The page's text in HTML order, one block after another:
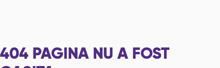
404 PAGINA NU A FOST